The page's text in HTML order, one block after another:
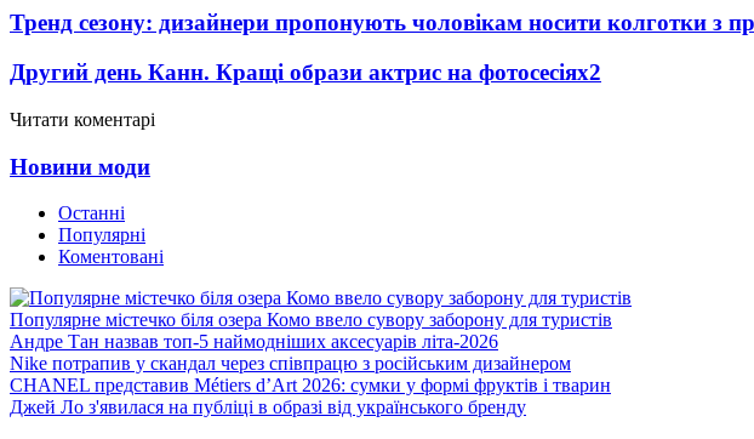
Тренд сезону: дизайнери пропонують чоловікам носити колготки з
Другий день Канн. Кращі образи актрис на фотосесіях2
Читати коментарі
Новини моди
Останні
Популярні
Коментовані
Популярне містечко біля озера Комо ввело сувору заборону для туристів
Андре Тан назвав топ-5 наймодніших аксесуарів літа-2026
Nike потрапив у скандал через співпрацю з російським дизайнером
CHANEL представив Métiers d’Art 2026: сумки у формі фруктів і тварин
Джей Ло з'явилася на публіці в образі від українського бренду